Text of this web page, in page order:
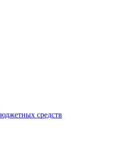
средств